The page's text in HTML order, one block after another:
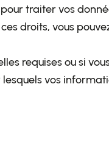
traiter vos
droits, vous
requises ou si
vos